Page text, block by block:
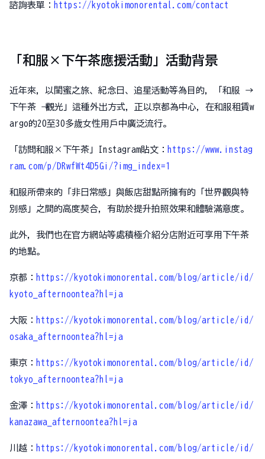
諮詢表單： https://kyotokimonorental.com/contact
「和服×下午茶應援活動」活動背景
近年來，以閨蜜之旅、紀念日、追星活動等為目的，「和服 →
下午茶 → 觀光」這種外出方式，正以京都為中心，在和服租賃w
argo的20至30多歲女性用戶中廣泛流行。
「訪問和服×下午茶」Instagram貼文： https://www.instag
ram.com/p/DRwfWt4D5Gi/?img_index=1
和服所帶來的「非日常感」與飯店甜點所擁有的「世界觀與特
別感」之間的高度契合，有助於提升拍照效果和體驗滿意度。
此外，我們也在官方網站等處積極介紹分店附近可享用下午茶
的地點。
京都： https://kyotokimonorental.com/blog/article/id/
kyoto_afternoontea?hl=ja
大阪： https://kyotokimonorental.com/blog/article/id/
osaka_afternoontea?hl=ja
東京： https://kyotokimonorental.com/blog/article/id/
tokyo_afternoontea?hl=ja
金澤： https://kyotokimonorental.com/blog/article/id/
kanazawa_afternoontea?hl=ja
川越： https://kyotokimonorental.com/blog/article/id/